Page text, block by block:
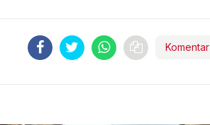
Komentar